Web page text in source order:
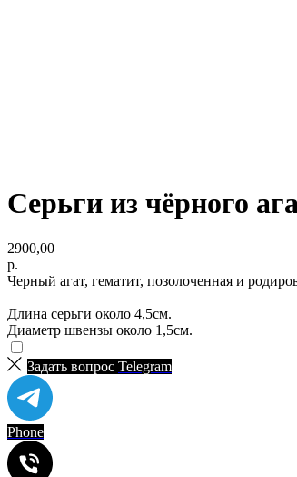
Серьги из чёрного
2900,00
р.
Черный агат, гематит, позолоченная и
Длина серьги около 4,5см.
Диаметр швензы около 1,5см.
Задать вопрос Telegram
Phone